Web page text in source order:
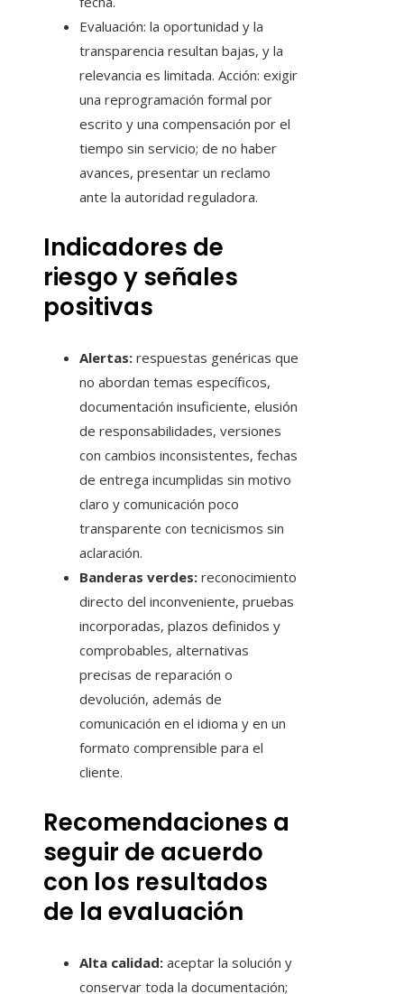
Evaluación: la oportunidad y la
transparencia resultan bajas, y la
relevancia es limitada. Acción: exigir
una reprogramación formal por
escrito y una compensación por el
tiempo sin servicio; de no haber
avances, presentar un reclamo
ante la autoridad reguladora.
Indicadores de
riesgo y señales
positivas
Alertas: respuestas genéricas que
no abordan temas específicos,
documentación insuficiente, elusión
de responsabilidades, versiones
con cambios inconsistentes, fechas
de entrega incumplidas sin motivo
claro y comunicación poco
transparente con tecnicismos sin
aclaración.
Banderas verdes: reconocimiento
directo del inconveniente, pruebas
incorporadas, plazos definidos y
comprobables, alternativas
precisas de reparación o
devolución, además de
comunicación en el idioma y en un
formato comprensible para el
cliente.
Recomendaciones a
seguir de acuerdo
con los resultados
de la evaluación
Alta calidad: aceptar la solución y
conservar toda la documentación;